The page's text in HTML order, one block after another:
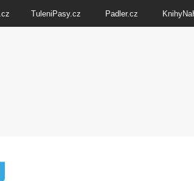
TuleniPasy.cz Padler.cz